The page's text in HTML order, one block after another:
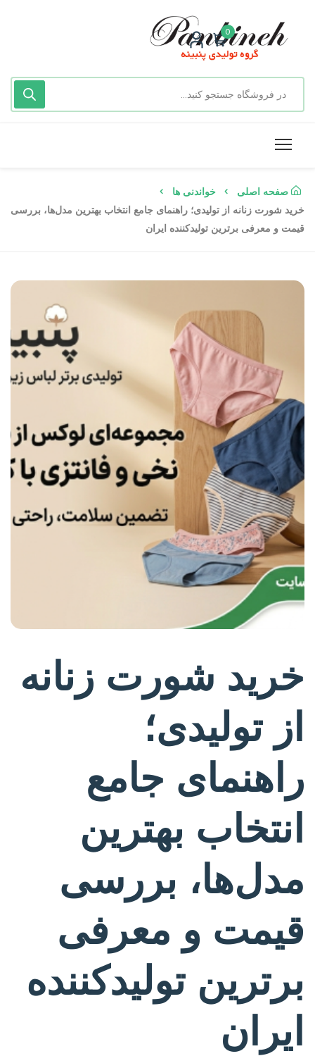
0
صفحه اصلی
خواندنی ها
خرید شورت زنانه از تولیدی؛ راهنمای جامع انتخاب بهترین مدل‌ها، بررسی
قیمت و معرفی برترین تولیدکننده ایران
خرید شورت زنانه
از تولیدی؛
راهنمای جامع
انتخاب بهترین
مدل‌ها، بررسی
قیمت و معرفی
برترین تولیدکننده
ایران